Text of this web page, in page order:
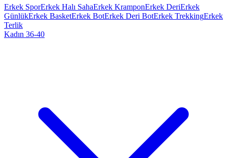
Erkek SporErkek Halı SahaErkek KramponErkek DeriErkek
GünlükErkek BasketErkek BotErkek Deri BotErkek TrekkingErkek
Terlik
Kadın 36-40